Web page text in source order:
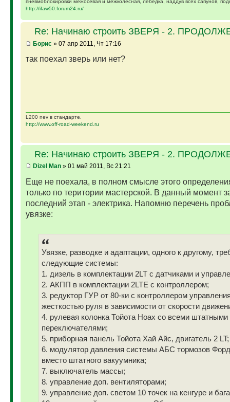
пневмоблокировки межосевая и межколесная, лебедка, наддув всех сапунов,
http://ifaw50.forum24.ru/
Re: Начинаю строить ЗВЕРЯ - 2.
Борис» 07 апр 2011, Чт 17:16
так поехал зверь или нет?
L200 nev в стандарте.
http://www.off-road-weekend.ru
Re: Начинаю строить ЗВЕРЯ - 2.
Dizel Man» 01 май 2011, Вс 21:21
Еще не поехала, в полном смысле этого
только по територии мастерской. В данный момент
последний этап - электрика. Напомню перечень
увязке:
Увязке, разводке и адаптации, одного к другому,
следующие системы:
1. дизель в комплектации 2LT с датчиками и
2. АКПП в комплектации 2LTE с контроллером;
3. редуктор ГУР от 80-ки с контроллером
жесткостью руля в зависимости от скорости
4. рулевая колонка Тойота Ноах со всеми штатными
переключателями;
5. приборная панель Тойота Хай Айс, двигатель 2 LT;
6. модулятор давления системы АБС тормозов
вместо штатного вакуумника;
7. выключатель массы;
8. управление доп. вентиляторами;
9. управление доп. светом 10 точек на кенгуре и